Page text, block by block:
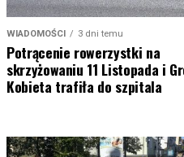
WIADOMOŚCI 3 dni temu
Potrącenie rowerzystki na
skrzyżowaniu 11 Listopada i
Kobieta trafiła do szpitala